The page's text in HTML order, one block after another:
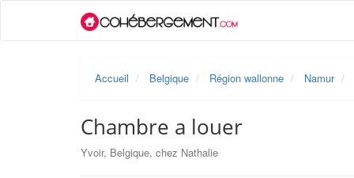
Accueil Belgique Région wallonne Namur
Chambre a louer
Yvoir, Belgique, chez Nathalie